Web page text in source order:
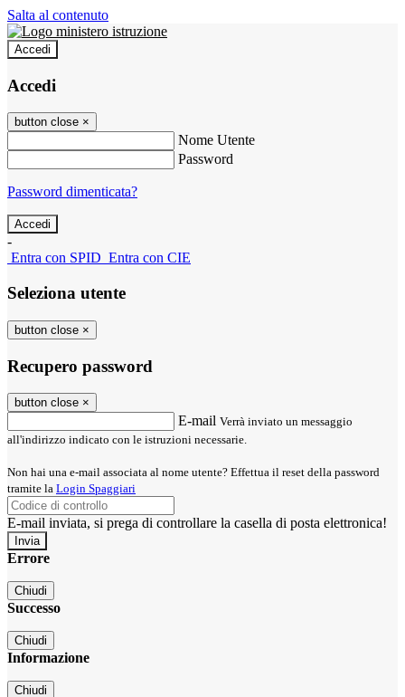
Salta al contenuto
Accedi
Accedi
button close ×
Nome Utente
Password
Password dimenticata?
-
Entra con SPID Entra con CIE
Seleziona utente
button close ×
Recupero password
button close ×
E-mail Verrà inviato un messaggio
all'indirizzo indicato con le istruzioni necessarie.
Non hai una e-mail associata al nome utente? Effettua il reset della password
tramite la Login Spaggiari
E-mail inviata, si prega di controllare la casella di posta elettronica!
Errore
Chiudi
Successo
Chiudi
Informazione
Chiudi